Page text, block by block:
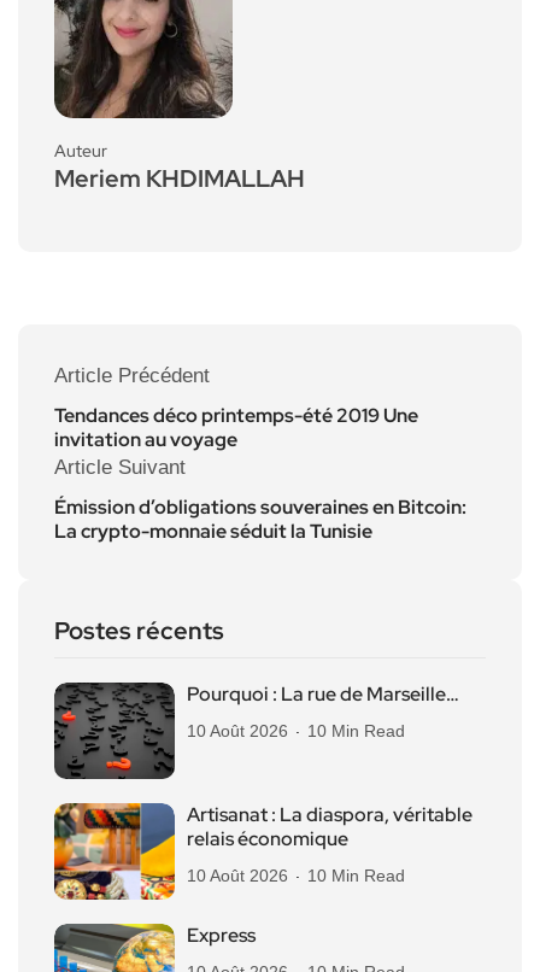
Auteur
Meriem KHDIMALLAH
Article Précédent
Tendances déco printemps-été 2019 Une
invitation au voyage
Article Suivant
Émission d’obligations souveraines en Bitcoin:
La crypto-monnaie séduit la Tunisie
Postes récents
Pourquoi : La rue de Marseille…
10 Août 2026 10 Min Read
Artisanat : La diaspora, véritable
relais économique
10 Août 2026 10 Min Read
Express